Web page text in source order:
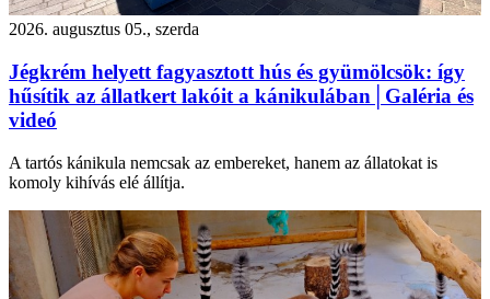
2026. augusztus 05., szerda
Jégkrém helyett fagyasztott hús és gyümölcsök: így
hűsítik az állatkert lakóit a kánikulában│Galéria és
videó
A tartós kánikula nemcsak az embereket, hanem az állatokat is
komoly kihívás elé állítja.